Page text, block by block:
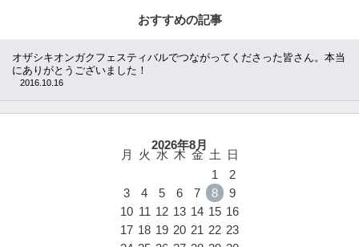
おすすめの記事
オザシキオンガクフェスティバルでつながってくださった皆さん。本当
にありがとうございました！
2016.10.16
2026年8月
月 火 水 木 金 土
日
1
2
3
4 5 6 7 8
9
10 11 12 13 14 15 16
17 18 19 20 21 22 23